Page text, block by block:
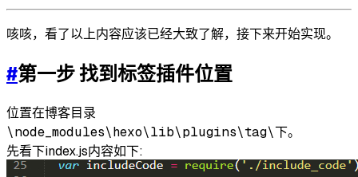
咳咳，看了以上内容应该已经大致了解，接下来开始实现。
#第一步 找到标签插件位置
位置在博客目录
\node_modules\hexo\lib\plugins\tag\下。
先看下index.js内容如下: